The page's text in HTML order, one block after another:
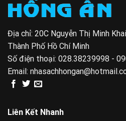
Địa chỉ: 20C Nguyễn Thị Minh
Thành Phố Hồ Chí Minh
Số điện thoại: 028.38239998 -
Email:
Liên Kết Nhanh